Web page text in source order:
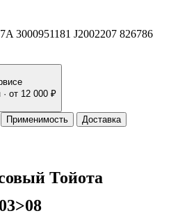
3000951181 J2002207 826786
от 12 000 ₽
Применимость
Доставка
Тойота